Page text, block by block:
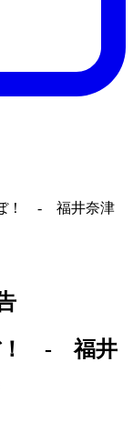
！ ‐ 福井奈津
！ ‐ 福井